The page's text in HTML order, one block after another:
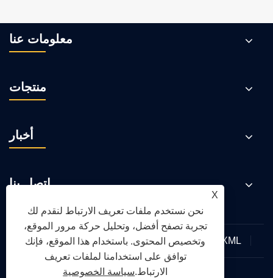
معلومات عنا
منتجات
أخبار
اتصل بنا
Links Sitemap RSS XML سياسة الخصوصية
X
نحن نستخدم ملفات تعريف الارتباط لنقدم لك
تجربة تصفح أفضل، وتحليل حركة مرور الموقع،
وتخصيص المحتوى. باستخدام هذا الموقع، فإنك
توافق على استخدامنا لملفات تعريف
الارتباط.سياسة الخصوصية